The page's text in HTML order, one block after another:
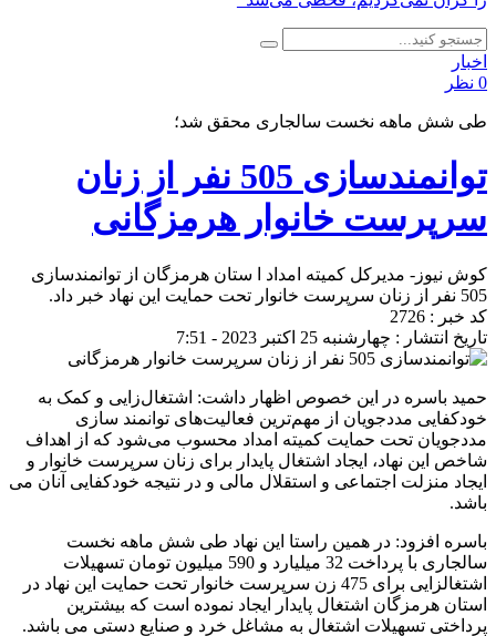
اخبار
0 نظر
طی شش ماهه نخست سالجاری محقق شد؛
توانمندسازی 505 نفر از زنان
سرپرست خانوار هرمزگانی
کوش نیوز- مدیرکل کمیته امداد ا ستان هرمزگان از توانمندسازی
505 نفر از زنان سرپرست خانوار تحت حمایت این نهاد خبر داد.
کد خبر : 2726
تاریخ انتشار : چهارشنبه 25 اکتبر 2023 - 7:51
حمید باسره در این خصوص اظهار داشت: اشتغال‌زایی و کمک به
خودکفایی مددجویان از مهم‌ترین فعالیت‌های توانمند سازی
مددجویان تحت حمایت کمیته امداد محسوب می‌شود که از اهداف
شاخص این نهاد، ایجاد اشتغال پایدار برای زنان سرپرست خانوار و
ایجاد منزلت اجتماعی و استقلال مالی و در نتیجه خودکفایی آنان می
باشد.
باسره افزود: در همین راستا این نهاد طی شش ماهه نخست
سالجاری با پرداخت 32 میلیارد و 590 میلیون تومان تسهیلات
اشتغالزایی برای 475 زن سرپرست خانوار تحت حمایت این نهاد در
استان هرمزگان اشتغال پایدار ایجاد نموده است که بیشترین
پرداختی تسهیلات اشتغال به مشاغل خرد و صنایع دستی می باشد.